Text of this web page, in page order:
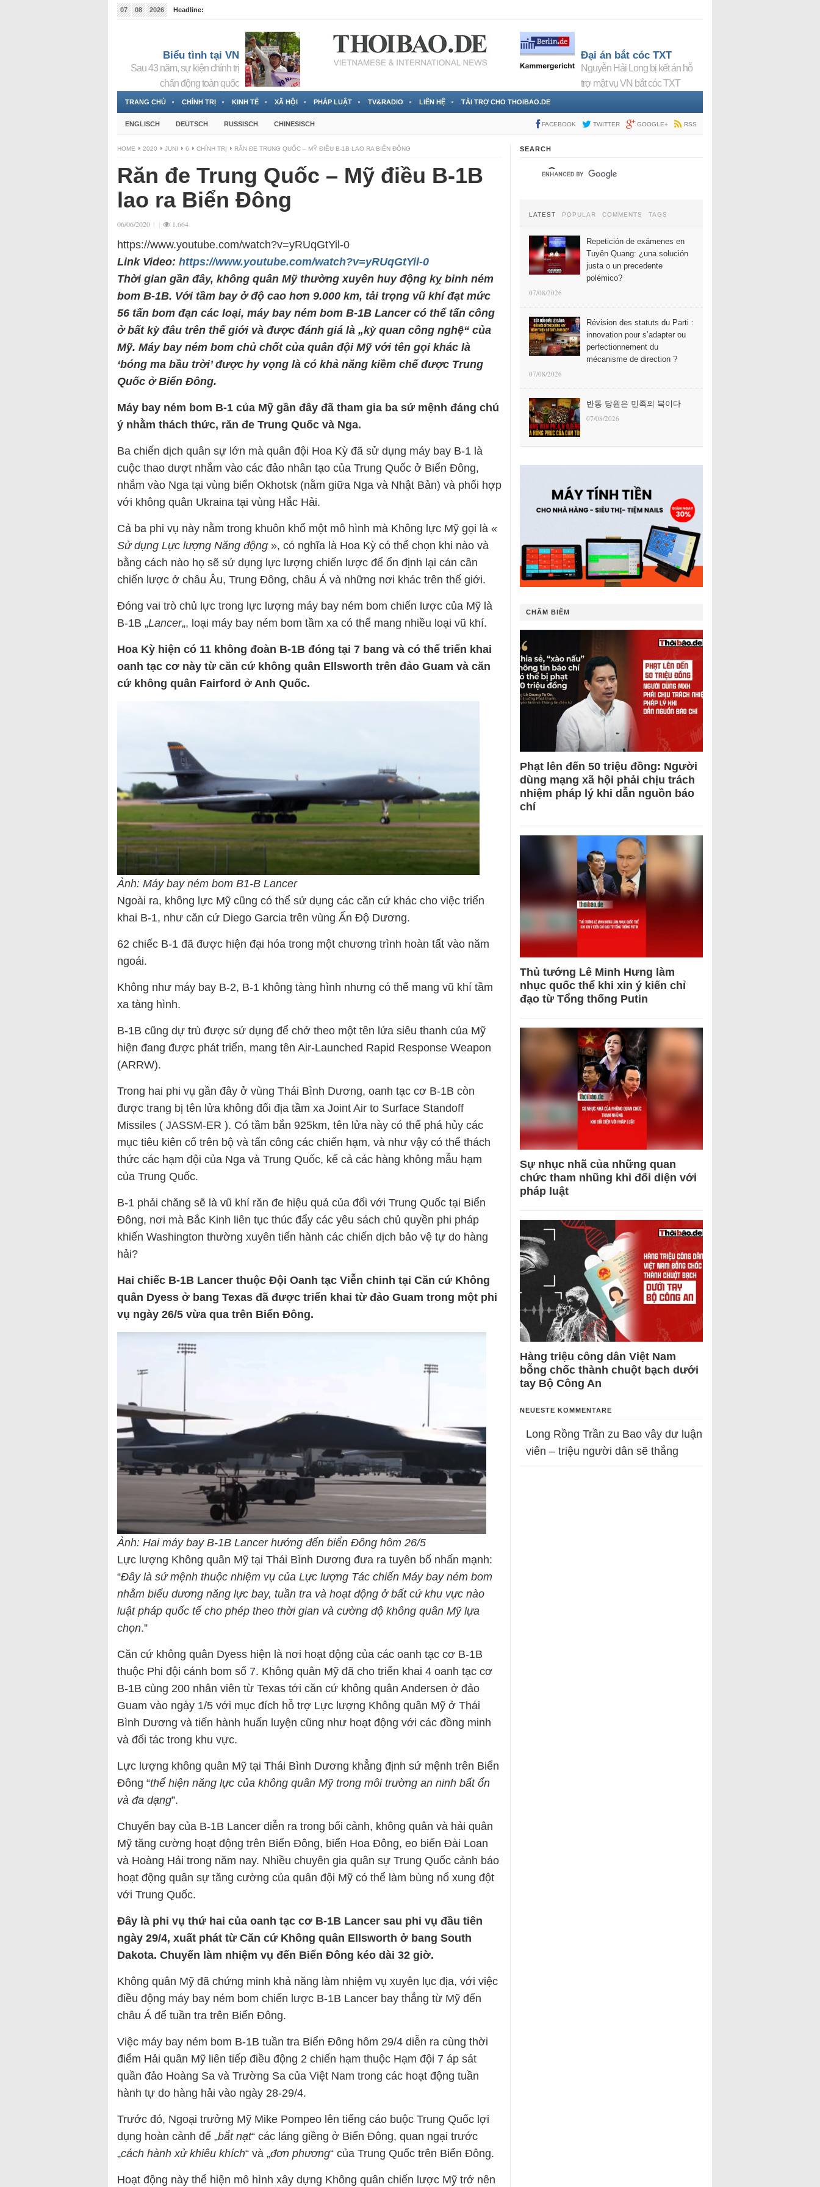
07 08 2026
Headline:
Biểu tình tại VN
Sau 43 năm, sự kiện chính trị
chấn động toàn quốc
Đại án bắt cóc TXT
Nguyễn Hải Long bị kết án hỗ
trợ mật vụ VN bắt cóc TXT
TRANG CHỦ CHÍNH TRỊ KINH TẾ XÃ HỘI PHÁP LUẬT TV&RADIO LIÊN HỆ TÀI TRỢ CHO THOIBAO.DE
ENGLISCH DEUTSCH RUSSISCH CHINESISCH FACEBOOK TWITTER GOOGLE+ RSS
HOME 2020 JUNI 6 CHÍNH TRỊ RĂN ĐE TRUNG QUỐC – MỸ ĐIỀU B-1B LAO RA BIỂN ĐÔNG
Răn đe Trung Quốc – Mỹ điều B-1B
lao ra Biển Đông
06/06/2020 | | 1.664
https://www.youtube.com/watch?v=yRUqGtYil-0
Link Video: https://www.youtube.com/watch?v=yRUqGtYil-0
Thời gian gần đây, không quân Mỹ thường xuyên huy động kỵ binh ném
bom B-1B. Với tầm bay ở độ cao hơn 9.000 km, tải trọng vũ khí đạt mức
56 tấn bom đạn các loại, máy bay ném bom B-1B Lancer có thể tấn công
ở bất kỳ đâu trên thế giới và được đánh giá là „kỳ quan công nghệ“ của
Mỹ. Máy bay ném bom chủ chốt của quân đội Mỹ với tên gọi khác là
‘bóng ma bầu trời’ được hy vọng là có khả năng kiềm chế được Trung
Quốc ở Biển Đông.
Máy bay ném bom B-1 của Mỹ gần đây đã tham gia ba sứ mệnh đáng chú
ý nhằm thách thức, răn đe Trung Quốc và Nga.
Ba chiến dịch quân sự lớn mà quân đội Hoa Kỳ đã sử dụng máy bay B-1 là
cuộc thao dượt nhắm vào các đảo nhân tạo của Trung Quốc ở Biển Đông,
nhắm vào Nga tại vùng biển Okhotsk (nằm giữa Nga và Nhật Bản) và phối hợp
với không quân Ukraina tại vùng Hắc Hải.
Cả ba phi vụ này nằm trong khuôn khổ một mô hình mà Không lực Mỹ gọi là «
Sử dụng Lực lượng Năng động », có nghĩa là Hoa Kỳ có thể chọn khi nào và
bằng cách nào họ sẽ sử dụng lực lượng chiến lược để ổn định lại cán cân
chiến lược ở châu Âu, Trung Đông, châu Á và những nơi khác trên thế giới.
Đóng vai trò chủ lực trong lực lượng máy bay ném bom chiến lược của Mỹ là
B-1B „Lancer„, loại máy bay ném bom tầm xa có thể mang nhiều loại vũ khí.
Hoa Kỳ hiện có 11 không đoàn B-1B đóng tại 7 bang và có thể triển khai
oanh tạc cơ này từ căn cứ không quân Ellsworth trên đảo Guam và căn
cứ không quân Fairford ở Anh Quốc.
Ảnh: Máy bay ném bom B1-B Lancer
Ngoài ra, không lực Mỹ cũng có thể sử dụng các căn cứ khác cho việc triển
khai B-1, như căn cứ Diego Garcia trên vùng Ấn Độ Dương.
62 chiếc B-1 đã được hiện đại hóa trong một chương trình hoàn tất vào năm
ngoái.
Không như máy bay B-2, B-1 không tàng hình nhưng có thể mang vũ khí tầm
xa tàng hình.
B-1B cũng dự trù được sử dụng để chở theo một tên lửa siêu thanh của Mỹ
hiện đang được phát triển, mang tên Air-Launched Rapid Response Weapon
(ARRW).
Trong hai phi vụ gần đây ở vùng Thái Bình Dương, oanh tạc cơ B-1B còn
được trang bị tên lửa không đối địa tầm xa Joint Air to Surface Standoff
Missiles ( JASSM-ER ). Có tầm bắn 925km, tên lửa này có thể phá hủy các
mục tiêu kiên cố trên bộ và tấn công các chiến hạm, và như vậy có thể thách
thức các hạm đội của Nga và Trung Quốc, kể cả các hàng không mẫu hạm
của Trung Quốc.
B-1 phải chăng sẽ là vũ khí răn đe hiệu quả của đối với Trung Quốc tại Biển
Đông, nơi mà Bắc Kinh liên tục thúc đẩy các yêu sách chủ quyền phi pháp
khiến Washington thường xuyên tiến hành các chiến dịch bảo vệ tự do hàng
hải?
Hai chiếc B-1B Lancer thuộc Đội Oanh tạc Viễn chinh tại Căn cứ Không
quân Dyess ở bang Texas đã được triển khai từ đảo Guam trong một phi
vụ ngày 26/5 vừa qua trên Biển Đông.
Ảnh: Hai máy bay B-1B Lancer hướng đến biển Đông hôm 26/5
Lực lượng Không quân Mỹ tại Thái Bình Dương đưa ra tuyên bố nhấn mạnh:
“Đây là sứ mệnh thuộc nhiệm vụ của Lực lượng Tác chiến Máy bay ném bom
nhằm biểu dương năng lực bay, tuần tra và hoạt động ở bất cứ khu vực nào
luật pháp quốc tế cho phép theo thời gian và cường độ không quân Mỹ lựa
chọn.”
Căn cứ không quân Dyess hiện là nơi hoạt động của các oanh tạc cơ B-1B
thuộc Phi đội cánh bom số 7. Không quân Mỹ đã cho triển khai 4 oanh tạc cơ
B-1B cùng 200 nhân viên từ Texas tới căn cứ không quân Andersen ở đảo
Guam vào ngày 1/5 với mục đích hỗ trợ Lực lượng Không quân Mỹ ở Thái
Bình Dương và tiến hành huấn luyện cũng như hoạt động với các đồng minh
và đối tác trong khu vực.
Lực lượng không quân Mỹ tại Thái Bình Dương khẳng định sứ mệnh trên Biển
Đông “thể hiện năng lực của không quân Mỹ trong môi trường an ninh bất ổn
và đa dạng”.
Chuyến bay của B-1B Lancer diễn ra trong bối cảnh, không quân và hải quân
Mỹ tăng cường hoạt động trên Biển Đông, biển Hoa Đông, eo biển Đài Loan
và Hoàng Hải trong năm nay. Nhiều chuyên gia quân sự Trung Quốc cảnh báo
hoạt động quân sự tăng cường của quân đội Mỹ có thể làm bùng nổ xung đột
với Trung Quốc.
Đây là phi vụ thứ hai của oanh tạc cơ B-1B Lancer sau phi vụ đầu tiên
ngày 29/4, xuất phát từ Căn cứ Không quân Ellsworth ở bang South
Dakota. Chuyến làm nhiệm vụ đến Biển Đông kéo dài 32 giờ.
Không quân Mỹ đã chứng minh khả năng làm nhiệm vụ xuyên lục địa, với việc
điều động máy bay ném bom chiến lược B-1B Lancer bay thẳng từ Mỹ đến
châu Á để tuần tra trên Biển Đông.
Việc máy bay ném bom B-1B tuần tra Biển Đông hôm 29/4 diễn ra cùng thời
điểm Hải quân Mỹ liên tiếp điều động 2 chiến hạm thuộc Hạm đội 7 áp sát
quần đảo Hoàng Sa và Trường Sa của Việt Nam trong các hoạt động tuần
hành tự do hàng hải vào ngày 28-29/4.
Trước đó, Ngoại trưởng Mỹ Mike Pompeo lên tiếng cáo buộc Trung Quốc lợi
dụng hoàn cảnh để „bắt nạt“ các láng giềng ở Biển Đông, quan ngại trước
„cách hành xử khiêu khích“ và „đơn phương“ của Trung Quốc trên Biển Đông.
Hoạt động này thể hiện mô hình xây dựng Không quân chiến lược Mỹ trở nên
SEARCH
LATEST POPULAR COMMENTS TAGS
Repetición de exámenes en
Tuyên Quang: ¿una solución
justa o un precedente
polémico?
07/08/2026
Révision des statuts du Parti :
innovation pour s’adapter ou
perfectionnement du
mécanisme de direction ?
07/08/2026
반동 당원은 민족의 복이다
07/08/2026
CHÂM BIẾM
Phạt lên đến 50 triệu đồng: Người
dùng mạng xã hội phải chịu trách
nhiệm pháp lý khi dẫn nguồn báo
chí
Thủ tướng Lê Minh Hưng làm
nhục quốc thể khi xin ý kiến chỉ
đạo từ Tổng thống Putin
Sự nhục nhã của những quan
chức tham nhũng khi đối diện với
pháp luật
Hàng triệu công dân Việt Nam
bỗng chốc thành chuột bạch dưới
tay Bộ Công An
NEUESTE KOMMENTARE
Long Rồng Trần zu Bao vây dư luận
viên – triệu người dân sẽ thắng